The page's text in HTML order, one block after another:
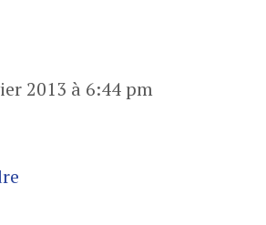
2013 à 6:44 pm